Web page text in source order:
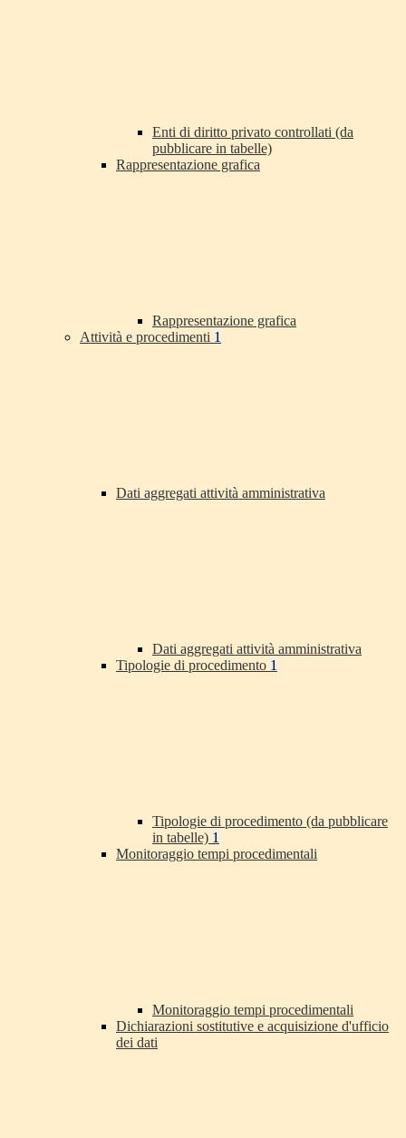
Enti di diritto privato controllati (da
pubblicare in tabelle)
Rappresentazione grafica
Rappresentazione grafica
Attività e procedimenti 1
Dati aggregati attività amministrativa
Dati aggregati attività amministrativa
Tipologie di procedimento 1
Tipologie di procedimento (da pubblicare
in tabelle) 1
Monitoraggio tempi procedimentali
Monitoraggio tempi procedimentali
Dichiarazioni sostitutive e acquisizione d'ufficio
dei dati